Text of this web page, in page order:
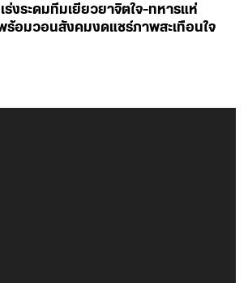
ร่งระดมทีมเยียวยาจิตใจ-ทหารแห่
ร้อมวอนสังคมงดแชร์ภาพสะเทือนใจ